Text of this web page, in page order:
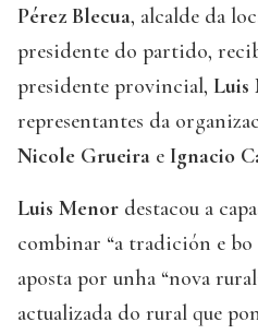
Pérez Blecua, alcalde da
presidente do partido,
presidente provincial, Luis
representantes da
Nicole Grueira e Ignacio
Luis Menor destacou a
combinar “a tradición e bo
aposta por unha “nova
actualizada do rural que